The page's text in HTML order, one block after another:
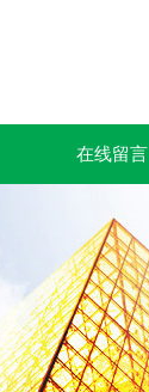
在线留言